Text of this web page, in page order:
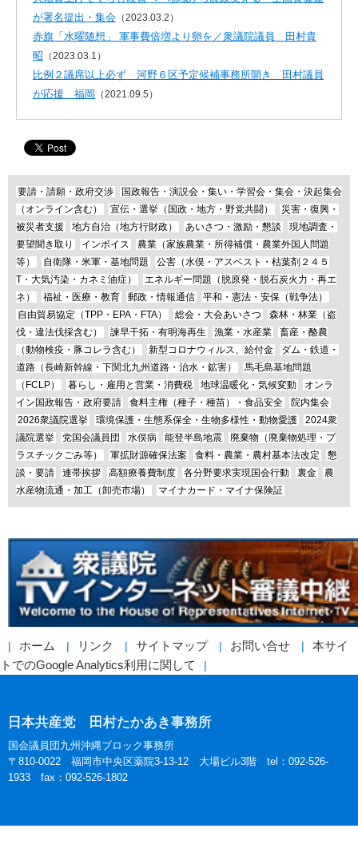
が署名提出・集会 （2023.03.2）
赤旗「水曜随想」 軍事費倍増より卵を／衆議院議員 田村貴
昭 （2023.03.1）
比例２議席以上必ず 河野６区予定候補事務所開き 田村議員
が応援 福岡
（2021.09.5）
要請・請願・政府交渉
国政報告・演説会・集い・学習会・集会・決起集会
（オンライン含む）
宣伝・選挙（国政・地方・野党共闘）
災害・復興・
被災者支援
地方自治（地方行財政） あいさつ・激励・懇談
現地調査・
要望聞き取り
インボイス
農業（家族農業・所得補償・農業外国人問題
等）
自衛隊・米軍・基地問題
公害（水俣・アスベスト・枯葉剤２４５
T・大気汚染・カネミ油症）
エネルギー問題（脱原発・脱石炭火力・再エ
ネ）
福祉・医療・教育 郵政・情報通信
平和・憲法・安保（戦争法）
自由貿易協定（TPP・EPA・FTA）
総会・大会あいさつ
森林・林業（盗
伐・違法伐採含む）
諫早干拓・有明海再生 漁業・水産業
畜産・酪農
（動物検疫・豚コレラ含む）
新型コロナウィルス、給付金
ダム・鉄道・
道路（長崎新幹線・下関北九州道路・治水・鉱害）
馬毛島基地問題
（FCLP）
暮らし・雇用と営業・消費税 地球温暖化・気候変動
オンラ
イン国政報告・政府要請
食料主権（種子・種苗）・食品安全
院内集会
2026衆議院選挙
環境保護・生態系保全・生物多様性・動物愛護
2024衆
議院選挙
党国会議員団 水俣病 能登半島地震
廃棄物（廃棄物処理・プ
ラスチックごみ等）
軍拡財源確保法案 食料・農業・農村基本法改定
懇
談・要請
連帯挨拶 高額療養費制度 各分野要求実現国会行動 裏金
農
水産物流通・加工（卸売市場）
マイナカード・マイナ保険証
ホーム リンク サイトマップ お問い合せ
本サイ
トでのGoogle Analytics利用に関して
日本共産党 田村たかあき事務所
国会議員団九州沖縄ブロック事務所
〒810-0022 福岡市中央区薬院3-13-12 大場ビル3階 tel：092-526-
1933 fax：092-526-1802